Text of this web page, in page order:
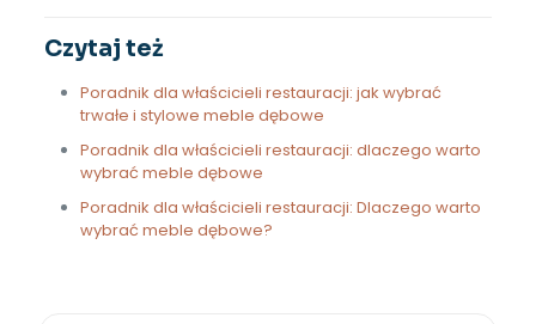
Czytaj też
Poradnik dla właścicieli restauracji: jak wybrać
trwałe i stylowe meble dębowe
Poradnik dla właścicieli restauracji: dlaczego warto
wybrać meble dębowe
Poradnik dla właścicieli restauracji: Dlaczego warto
wybrać meble dębowe?